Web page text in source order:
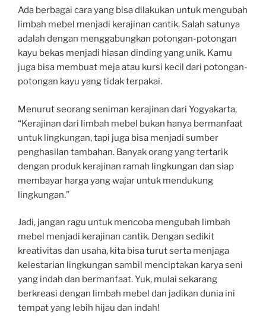
Ada berbagai cara yang bisa dilakukan untuk mengubah
limbah mebel menjadi kerajinan cantik. Salah satunya
adalah dengan menggabungkan potongan-potongan
kayu bekas menjadi hiasan dinding yang unik. Kamu
juga bisa membuat meja atau kursi kecil dari potongan-
potongan kayu yang tidak terpakai.
Menurut seorang seniman kerajinan dari Yogyakarta,
“Kerajinan dari limbah mebel bukan hanya bermanfaat
untuk lingkungan, tapi juga bisa menjadi sumber
penghasilan tambahan. Banyak orang yang tertarik
dengan produk kerajinan ramah lingkungan dan siap
membayar harga yang wajar untuk mendukung
lingkungan.”
Jadi, jangan ragu untuk mencoba mengubah limbah
mebel menjadi kerajinan cantik. Dengan sedikit
kreativitas dan usaha, kita bisa turut serta menjaga
kelestarian lingkungan sambil menciptakan karya seni
yang indah dan bermanfaat. Yuk, mulai sekarang
berkreasi dengan limbah mebel dan jadikan dunia ini
tempat yang lebih hijau dan indah!